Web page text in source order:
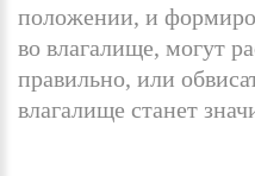
положении, и
во влагалище, могут
правильно, или
влагалище станет